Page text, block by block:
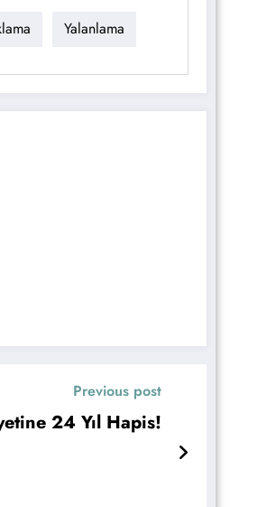
Yalanlama
Previous post
24 Yıl Hapis!